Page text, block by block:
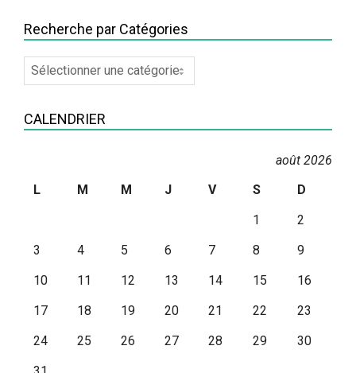
Recherche par Catégories
Recherche
par
CALENDRIER
août 2026
L
M M J V S
D
1
2
3
4 5 6 7 8
9
10
11 12 13 14 15
16
17
18 19 20 21 22
23
24
25 26 27 28 29
30